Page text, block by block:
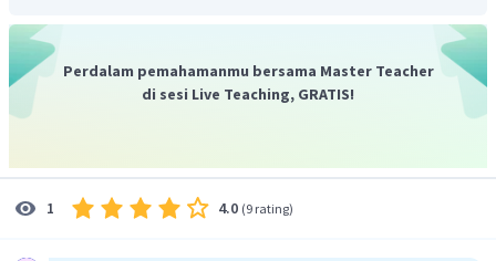
Perdalam pemahamanmu bersama Master Teacher
di sesi Live Teaching, GRATIS!
1 4.0 (9 rating)